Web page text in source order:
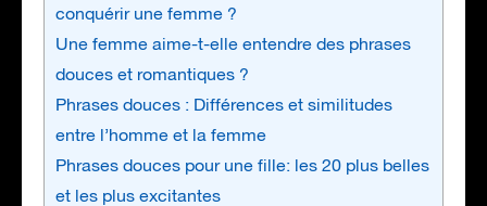
conquérir une femme ?
Une femme aime-t-elle entendre des phrases
douces et romantiques ?
Phrases douces : Différences et similitudes
entre l’homme et la femme
Phrases douces pour une fille: les 20 plus belles
et les plus excitantes